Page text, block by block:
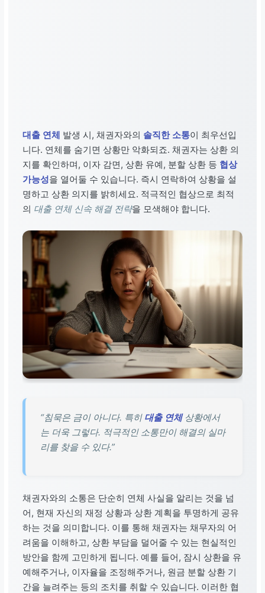
대출 연체 발생 시, 채권자와의 솔직한 소통이 최우선입
니다. 연체를 숨기면 상황만 악화되죠. 채권자는 상환 의
지를 확인하며, 이자 감면, 상환 유예, 분할 상환 등 협상
가능성을 열어둘 수 있습니다. 즉시 연락하여 상황을 설
명하고 상환 의지를 밝히세요. 적극적인 협상으로 최적
의 대출 연체 신속 해결 전략을 모색해야 합니다.
“침묵은 금이 아니다. 특히 대출 연체상황에서
는 더욱 그렇다. 적극적인 소통만이 해결의 실마
리를 찾을 수 있다.”
채권자와의 소통은 단순히 연체 사실을 알리는 것을 넘
어, 현재 자신의 재정 상황과 상환 계획을 투명하게 공유
하는 것을 의미합니다. 이를 통해 채권자는 채무자의 어
려움을 이해하고, 상환 부담을 덜어줄 수 있는 현실적인
방안을 함께 고민하게 됩니다. 예를 들어, 잠시 상환을 유
예해주거나, 이자율을 조정해주거나, 원금 분할 상환 기
간을 늘려주는 등의 조치를 취할 수 있습니다. 이러한 협